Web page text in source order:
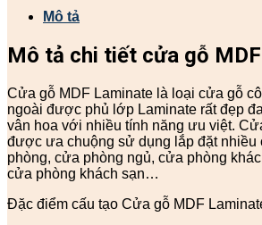
Mô tả
Mô tả chi tiết cửa gỗ
Cửa gỗ MDF Laminate là loại cửa gỗ
ngoài được phủ lớp Laminate rất đẹp
vân hoa với nhiều tính năng ưu việt.
được ưa chuộng sử dụng lắp đặt nhiều
phòng, cửa phòng ngủ, cửa phòng
cửa phòng khách sạn…
Đặc điểm cấu tạo Cửa gỗ MDF